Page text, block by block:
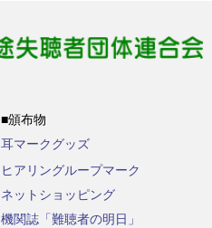
■頒布物
耳マークグッズ
ヒアリングループマーク
ネットショッピング
機関誌「難聴者の明日」